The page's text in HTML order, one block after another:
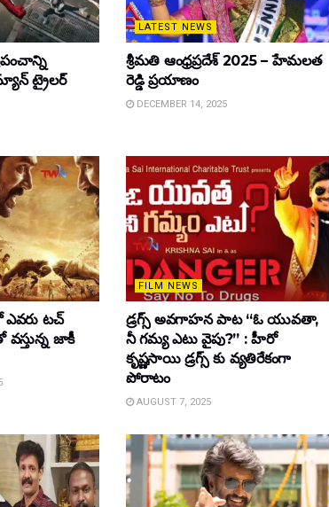
ట్రైలర్
LATEST NEWS
శ్రీమతి ఆంధ్రప్రదేశ్ 2025 – హేమలత
రెడ్డి ప్రయాణం
DECEMBER 14, 2025
టచ్
జాకీ
FILM NEWS
డ్రగ్స్ అవగాహన పాట “ఓ యువతా,
నీ గమ్య ఎటు వైపు?” : హీరో
కృష్ణసాయి డ్రగ్స్ కు వ్యతిరేకంగా
పోరాటం
AUGUST 7, 2025